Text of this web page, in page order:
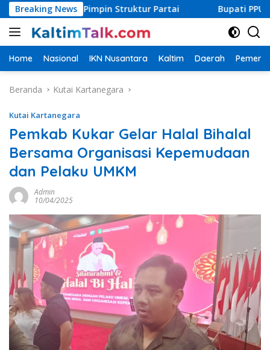
Langsung
ke
konten
Breaking News
Pimpin Struktur Partai Bupati PPU Targetkan
Home Nasional IKN Nusantara Kaltim Daerah
Beranda Kutai Kartanegara
Kutai Kartanegara
Pemkab Kukar Gelar Halal Bihalal
Bersama Organisasi Kepemudaan
dan Pelaku UMKM
Admin
10/04/2025